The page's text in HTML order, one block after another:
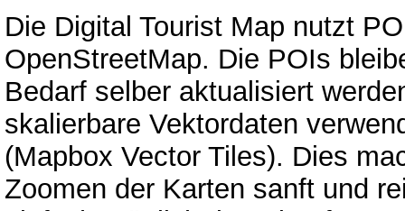
Die Digital Tourist Map nutzt
OpenStreetMap. Die POIs
Bedarf selber aktualisiert
skalierbare Vektordaten
(Mapbox Vector Tiles). Dies
Zoomen der Karten sanft und